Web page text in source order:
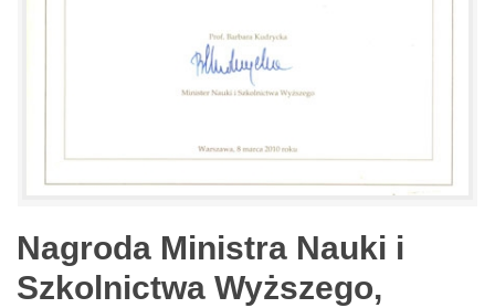
Nagroda Ministra Nauki i
Szkolnictwa Wyższego,